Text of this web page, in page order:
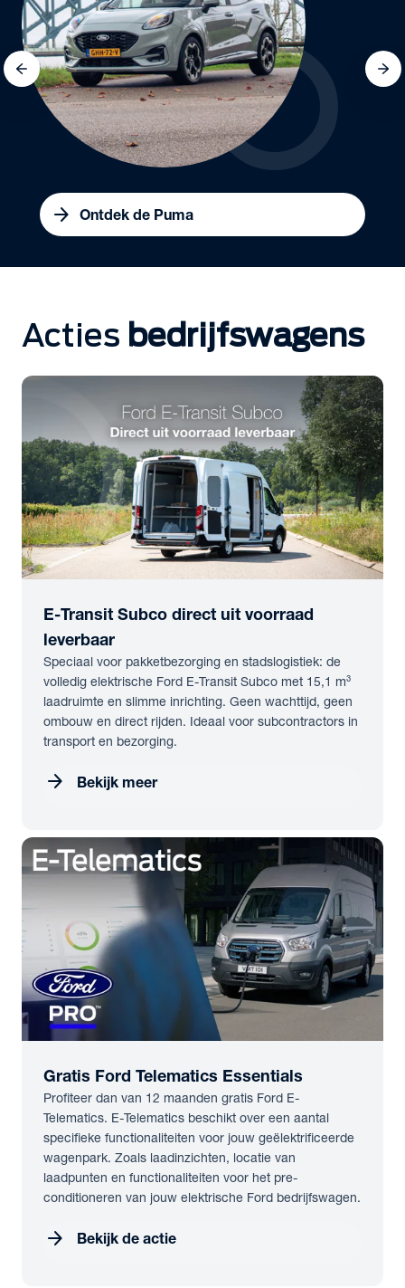
arrow_forward Ontdek de Puma
Acties bedrijfswagens
E-Transit Subco direct uit voorraad
leverbaar
Speciaal voor pakketbezorging en stadslogistiek: de
volledig elektrische Ford E-Transit Subco met 15,1 m³
laadruimte en slimme inrichting. Geen wachttijd, geen
ombouw en direct rijden. Ideaal voor subcontractors in
transport en bezorging.
arrow_forward Bekijk meer
Gratis Ford Telematics Essentials
Profiteer dan van 12 maanden gratis Ford E-
Telematics. E-Telematics beschikt over een aantal
specifieke functionaliteiten voor jouw geëlektrificeerde
wagenpark. Zoals laadinzichten, locatie van
laadpunten en functionaliteiten voor het pre-
conditioneren van jouw elektrische Ford bedrijfswagen.
arrow_forward Bekijk de actie